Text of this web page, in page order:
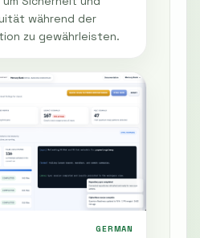
während der
zu gewährleisten.
GERMAN